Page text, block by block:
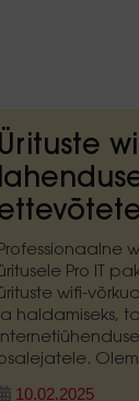
Ürituste
Pro IT
wifi-
haldamiseks,
10.02.2025